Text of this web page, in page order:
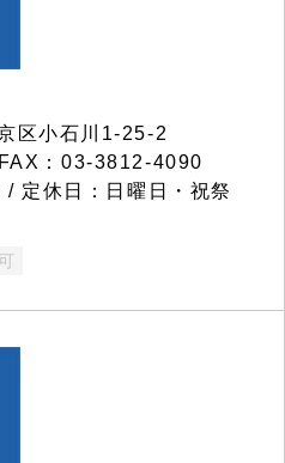
区小石川1-25-2
：03-3812-4090
定休日：日曜日・祝祭